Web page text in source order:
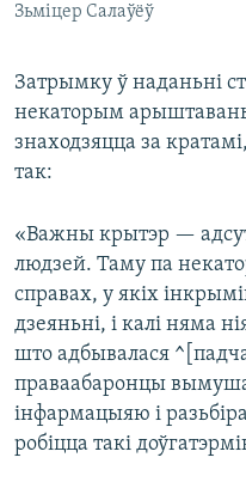
Зьміцер Салаўёў
Затрымку ў наданьні
некаторым
знаходзяцца за
так:
«Важны крытэр —
людзей. Таму па
справах, у якіх
дзеяньні, і калі няма
што адбывалася
праваабаронцы
інфармацыяю і
робіцца такі